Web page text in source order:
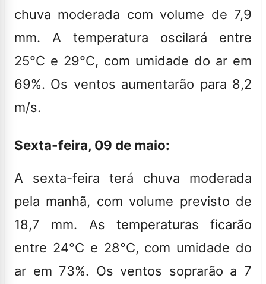
chuva moderada com volume de 7,9
mm. A temperatura oscilará entre
25°C e 29°C, com umidade do ar em
69%. Os ventos aumentarão para 8,2
m/s.
Sexta-feira, 09 de maio:
A sexta-feira terá chuva moderada
pela manhã, com volume previsto de
18,7 mm. As temperaturas ficarão
entre 24°C e 28°C, com umidade do
ar em 73%. Os ventos soprarão a 7